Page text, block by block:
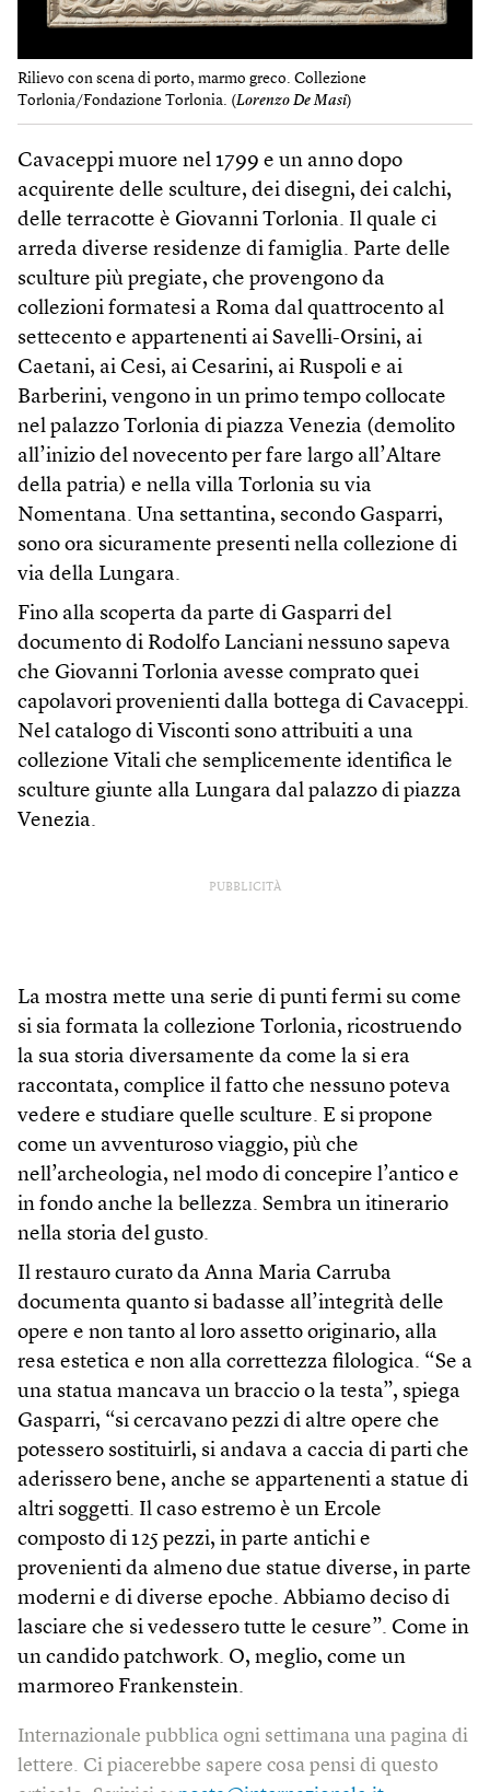
Rilievo con scena di porto, marmo greco. Collezione
Torlonia/Fondazione Torlonia. (Lorenzo De Masi)
Cavaceppi muore nel 1799 e un anno dopo
acquirente delle sculture, dei disegni, dei calchi,
delle terracotte è Giovanni Torlonia. Il quale ci
arreda diverse residenze di famiglia. Parte delle
sculture più pregiate, che provengono da
collezioni formatesi a Roma dal quattrocento al
settecento e appartenenti ai Savelli-Orsini, ai
Caetani, ai Cesi, ai Cesarini, ai Ruspoli e ai
Barberini, vengono in un primo tempo collocate
nel palazzo Torlonia di piazza Venezia (demolito
all’inizio del novecento per fare largo all’Altare
della patria) e nella villa Torlonia su via
Nomentana. Una settantina, secondo Gasparri,
sono ora sicuramente presenti nella collezione di
via della Lungara.
Fino alla scoperta da parte di Gasparri del
documento di Rodolfo Lanciani nessuno sapeva
che Giovanni Torlonia avesse comprato quei
capolavori provenienti dalla bottega di Cavaceppi.
Nel catalogo di Visconti sono attribuiti a una
collezione Vitali che semplicemente identifica le
sculture giunte alla Lungara dal palazzo di piazza
Venezia.
PUBBLICITÀ
La mostra mette una serie di punti fermi su come
si sia formata la collezione Torlonia, ricostruendo
la sua storia diversamente da come la si era
raccontata, complice il fatto che nessuno poteva
vedere e studiare quelle sculture. E si propone
come un avventuroso viaggio, più che
nell’archeologia, nel modo di concepire l’antico e
in fondo anche la bellezza. Sembra un itinerario
nella storia del gusto.
Il restauro curato da Anna Maria Carruba
documenta quanto si badasse all’integrità delle
opere e non tanto al loro assetto originario, alla
resa estetica e non alla correttezza filologica. “Se a
una statua mancava un braccio o la testa”, spiega
Gasparri, “si cercavano pezzi di altre opere che
potessero sostituirli, si andava a caccia di parti che
aderissero bene, anche se appartenenti a statue di
altri soggetti. Il caso estremo è un Ercole
composto di 125 pezzi, in parte antichi e
provenienti da almeno due statue diverse, in parte
moderni e di diverse epoche. Abbiamo deciso di
lasciare che si vedessero tutte le cesure”. Come in
un candido patchwork. O, meglio, come un
marmoreo Frankenstein.
Internazionale pubblica ogni settimana una pagina di
lettere. Ci piacerebbe sapere cosa pensi di questo